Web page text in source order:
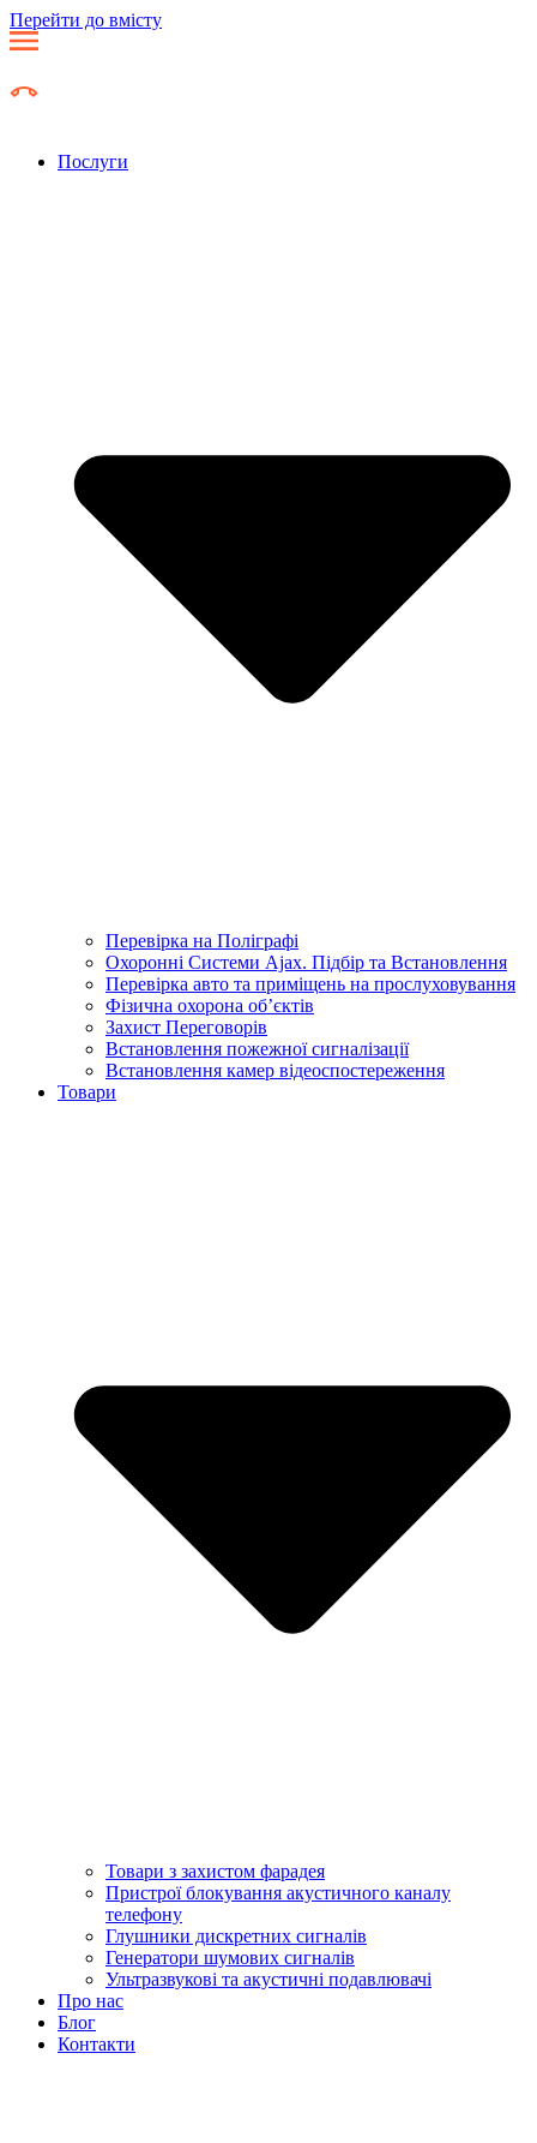
Перейти до вмісту
Послуги
Перевірка на Поліграфі
Охоронні Системи Ajax. Підбір та Встановлення
Перевірка авто та приміщень на прослуховування
Фізична охорона об’єктів
Захист Переговорів
Встановлення пожежної сигналізації
Встановлення камер відеоспостереження
Товари
Товари з захистом фарадея
Пристрої блокування акустичного каналу
телефону
Глушники дискретних сигналів
Генератори шумових сигналів
Ультразвукові та акустичні подавлювачі
Про нас
Блог
Контакти